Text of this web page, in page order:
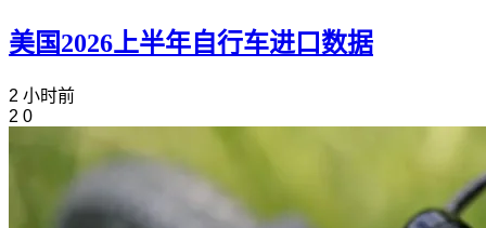
美国2026上半年自行车进口数据
2 小时前
2 0